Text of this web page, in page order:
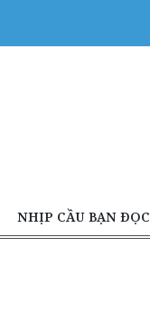
NHỊP CẦU BẠN ĐỌC